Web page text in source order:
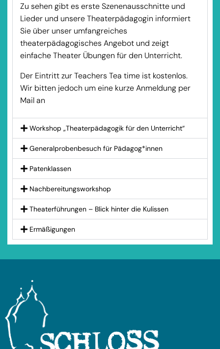
Zu sehen gibt es erste Szenenausschnitte und
Lieder und unsere Theaterpädagogin informiert
Sie über unser umfangreiches
theaterpädagogisches Angebot und zeigt
einfache Theater Übungen für den Unterricht.
Der Eintritt zur Teachers Tea time ist kostenlos.
Wir bitten jedoch um eine kurze Anmeldung per
Mail an
Workshop „Theaterpädagogik für den Unterricht“
Generalprobenbesuch für Pädagog*innen
Patenklassen
Nachbereitungsworkshop
Theaterführungen – Blick hinter die Kulissen
Ermäßigungen